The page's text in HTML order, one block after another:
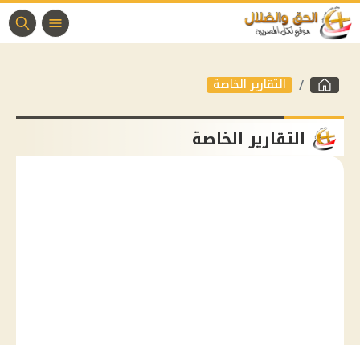
التقارير الخاصة
التقارير الخاصة